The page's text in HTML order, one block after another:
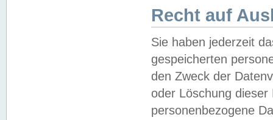
Recht auf
Sie haben jederzeit
gespeicherten
den Zweck der
oder Löschung
personenbezogene